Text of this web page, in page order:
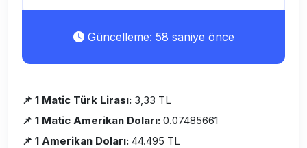
Güncelleme: 58 saniye önce
📌 1 Matic Türk Lirası: 3,33 TL
📌 1 Matic Amerikan Doları: 0.07485661
📌 1 Amerikan Doları: 44.495 TL